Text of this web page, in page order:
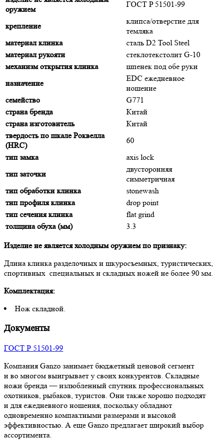
оружием
ГОСТ P 51501-99
крепление
клипса/отверстие для
темляка
материал клинка
сталь D2 Tool Steel
материал рукояти
стеклотекстолит G-10
механизм открытия клинка
шпенек под обе руки
назначение
EDC ежедневное
ношение
семейство
G771
страна бренда
Китай
страна изготовитель
Китай
твердость по шкале Роквелла
(HRC)
60
тип замка
axis lock
тип заточки
двусторонняя
симметричная
тип обработки клинка
stonewash
тип профиля клинка
drop point
тип сечения клинка
flat grind
толщина обуха (мм)
3.3
Изделие не является холодным оружием по признаку:
Длина клинка разделочных и шкуросъемных, туристических,
спортивных специальных и складных ножей не более 90 мм.
Комплектация:
Нож складной.
Документы
ГОСТ Р 51501-99
Компания Ganzo занимает бюджетный ценовой сегмент
и во многом выигрывает у своих конкурентов. Складные
ножи бренда — излюбленный спутник профессиональных
охотников, рыбаков, туристов. Они также хорошо подходят
и для ежедневного ношения, поскольку обладают
одновременно компактными размерами и высокой
эффективностью. А еще Ganzo предлагает широкий выбор
ассортимента.